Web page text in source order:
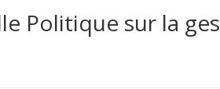
Politique sur la